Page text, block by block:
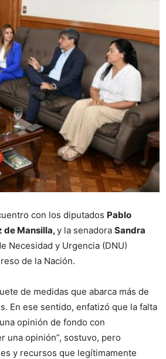
con los diputados Pablo
de Mansilla,y la senadora Sandra
Necesidad y Urgencia (DNU)
de la Nación.
de medidas que abarca más de
En ese sentido, enfatizó que la falta
opinión de fondo con
una opinión”, sostuvo, pero
y recursos que legítimamente